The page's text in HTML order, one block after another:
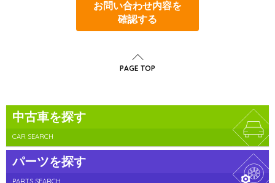
お問い合わせ内容を
確認する
PAGE TOP
中古車を探す
CAR SEARCH
パーツを探す
PARTS SEARCH